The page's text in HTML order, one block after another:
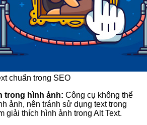
chuẩn trong SEO
trong hình ảnh: Công cụ không thể
ảnh, nên tránh sử dụng text trong
giải thích hình ảnh trong Alt Text.